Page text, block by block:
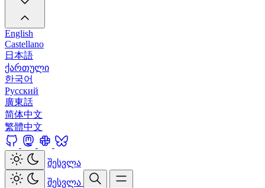
English
Castellano
日本語
ქართული
한국어
Русский
廣東話
简体中文
繁體中文
შესვლა
შესვლა